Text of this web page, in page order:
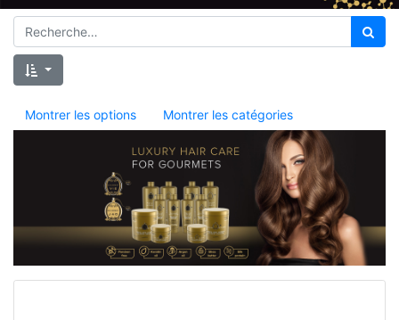
Montrer les options Montrer les catégories